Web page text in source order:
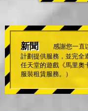
新聞
感謝您一直
計劃提供服務，並完全
任天堂的遊戲《馬里奧
服裝租賃服務。）